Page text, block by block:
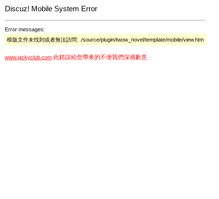
Discuz! Mobile System Error
Error messages:
模版文件未找到或者無法訪問: ./source/plugin/twow_novel/template/mobile/view.htm
www.jackyclub.com 此錯誤給您帶來的不便我們深感歉意